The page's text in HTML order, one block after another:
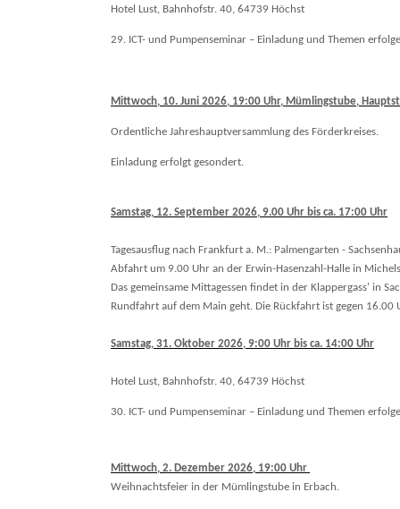
Hotel Lust, Bahnhofstr. 40, 64739 Höchst
29. ICT- und Pumpenseminar – Einladung und Themen
Mittwoch, 10. Juni 2026, 19:00 Uhr, Mümlingstube,
Ordentliche Jahreshauptversammlung des Förderkreises.
Einladung erfolgt gesondert.
Samstag, 12. September 2026, 9.00 Uhr bis ca. 17:00 Uhr
Tagesausflug nach Frankfurt a. M.: Palmengarten -
Abfahrt um 9.00 Uhr an der Erwin-Hasenzahl-Halle in
Das gemeinsame Mittagessen findet in der Klappergass' in
Rundfahrt auf dem Main geht. Die Rückfahrt ist gegen 16.00
Samstag, 31. Oktober 2026, 9:00 Uhr bis ca. 14:00 Uhr
Hotel Lust, Bahnhofstr. 40, 64739 Höchst
30. ICT- und Pumpenseminar – Einladung und Themen
Mittwoch, 2. Dezember 2026, 19:00 Uhr
Weihnachtsfeier in der Mümlingstube in Erbach.